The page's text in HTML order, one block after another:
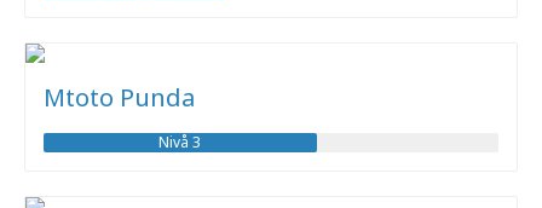
Mtoto Punda
Nivå 3